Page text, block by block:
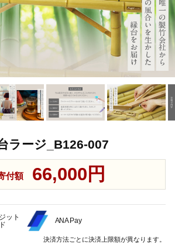
ラージ_B126-007
付額 66,000円
ット
ANA Pay
決済方法ごとに決済上限額が異なります。